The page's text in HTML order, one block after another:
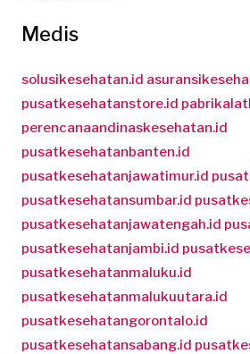
Medis
solusikesehatan.id
pusatkesehatanstore.id
perencanaandinaskesehatan.id
pusatkesehatanbanten.id
pusatkesehatanjawatimur.id
pusatkesehatansumbar.id
pusatkesehatanjawatengah.id
pusatkesehatanjambi.id
pusatkesehatanmaluku.id
pusatkesehatanmalukuutara.id
pusatkesehatangorontalo.id
pusatkesehatansabang.id